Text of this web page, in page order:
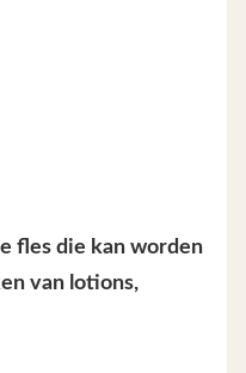
fles die kan worden
van lotions,